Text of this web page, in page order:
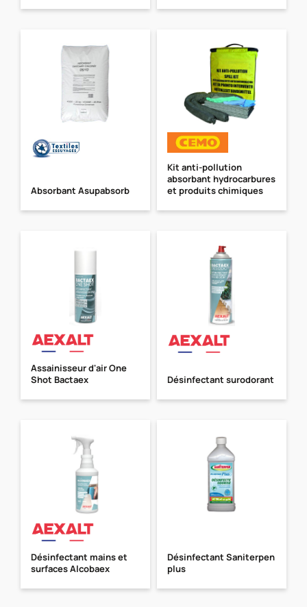
Absorbant Asupabsorb
Kit anti-pollution
absorbant hydrocarbures
et produits chimiques
Assainisseur d'air One
Shot Bactaex
Désinfectant surodorant
Désinfectant mains et
surfaces Alcobaex
Désinfectant Saniterpen
plus